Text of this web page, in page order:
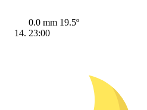
0.0 mm 19.5º
23:00